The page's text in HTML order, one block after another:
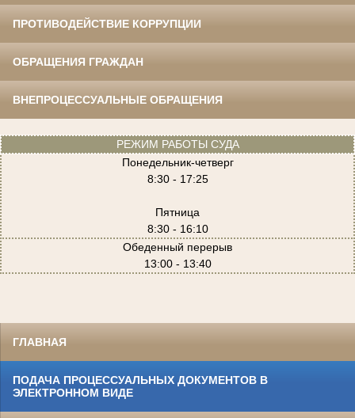
ПРОТИВОДЕЙСТВИЕ КОРРУПЦИИ
ОБРАЩЕНИЯ ГРАЖДАН
ВНЕПРОЦЕССУАЛЬНЫЕ ОБРАЩЕНИЯ
РЕЖИМ РАБОТЫ СУДА
Понедельник-четверг
8:30 - 17:25
Пятница
8:30 - 16:10
Обеденный перерыв
13:00 - 13:40
ГЛАВНАЯ
ПОДАЧА ПРОЦЕССУАЛЬНЫХ ДОКУМЕНТОВ В
ЭЛЕКТРОННОМ ВИДЕ